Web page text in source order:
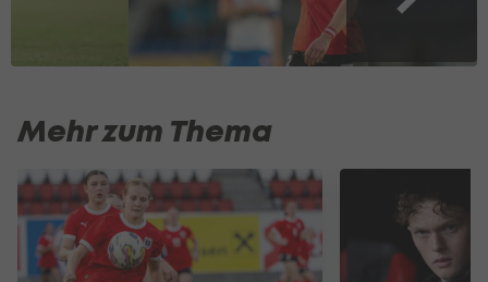
Mehr zum Thema